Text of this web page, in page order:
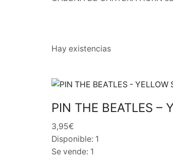
Hay existencias
PIN THE BEATLES –
3,95€
Disponible: 1
Se vende: 1